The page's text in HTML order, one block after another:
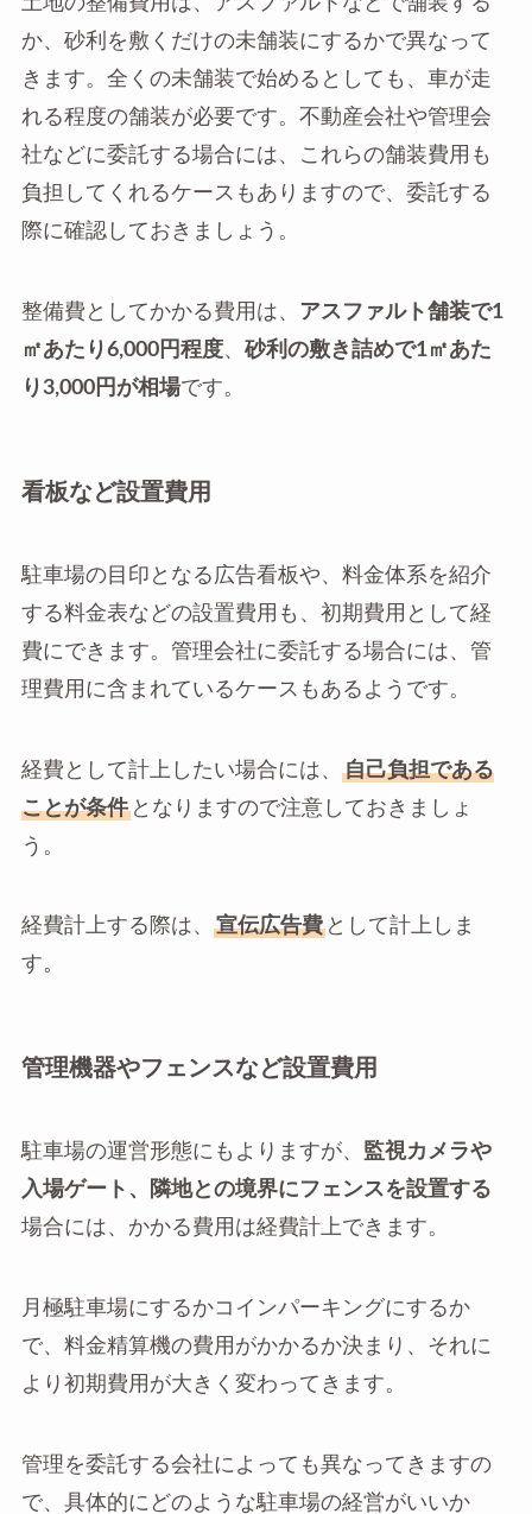
か、砂利を敷くだけの未舗装にするかで異なって
きます。全くの未舗装で始めるとしても、車が走
れる程度の舗装が必要です。不動産会社や管理会
社などに委託する場合には、これらの舗装費用も
負担してくれるケースもありますので、委託する
際に確認しておきましょう。
整備費としてかかる費用は、 アスファルト舗装で1
㎡あたり6,000円程度、 砂利の敷き詰めで1㎡あた
り3,000円が相場です。
看板など設置費用
駐車場の目印となる広告看板や、料金体系を紹介
する料金表などの設置費用も、初期費用として経
費にできます。管理会社に委託する場合には、管
理費用に含まれているケースもあるようです。
経費として計上したい場合には、
自己負担である
ことが条件となりますので注意しておきましょ
う。
経費計上する際は、 宣伝広告費として計上しま
す。
管理機器やフェンスなど設置費用
駐車場の運営形態にもよりますが、 監視カメラや
入場ゲート、隣地との境界にフェンスを設置する
場合には、かかる費用は経費計上できます。
月極駐車場にするかコインパーキングにするか
で、料金精算機の費用がかかるか決まり、それに
より初期費用が大きく変わってきます。
管理を委託する会社によっても異なってきますの
で、具体的にどのような駐車場の経営がいいか